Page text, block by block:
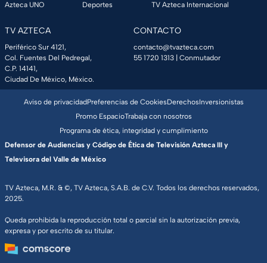
Azteca UNO
Deportes
TV Azteca Internacional
TV AZTECA
Periférico Sur 4121,
Col. Fuentes Del Pedregal,
C.P. 14141,
Ciudad De México, México.
CONTACTO
contacto@tvazteca.com
55 1720 1313 | Conmutador
TV Azteca, M.R. & ©, TV Azteca, S.A.B. de C.V. Todos los derechos reservados,
2025.
Queda prohibida la reproducción total o parcial sin la autorización previa,
expresa y por escrito de su titular.
Aviso de privacidadPreferencias de CookiesDerechosInversionistas
Promo EspacioTrabaja con nosotros
Programa de ética, integridad y cumplimiento
Defensor de Audiencias y Código de Ética de Televisión Azteca III y
Televisora del Valle de México